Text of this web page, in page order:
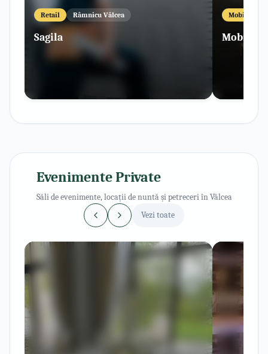
Retail Râmnicu Vâlcea
Sagila
Mobilier
Evenimente Private
Săli de evenimente, locații de nuntă și petreceri în Vâlcea
Vezi toate